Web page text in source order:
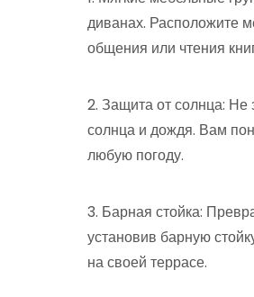
диванах. Расположите
общения или чтения
2. Защита от солнца: Не
солнца и дождя. Вам
любую погоду.
3. Барная стойка:
установив барную
на своей террасе.